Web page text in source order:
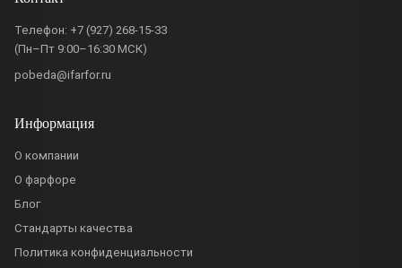
Телефон: +7 (927) 268-15-33
(Пн–Пт 9:00–16:30 МСК)
pobeda@ifarfor.ru
Информация
О компании
О фарфоре
Блог
Стандарты качества
Политика конфиденциальности